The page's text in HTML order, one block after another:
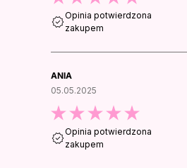
Opinia potwierdzona
zakupem
ANIA
05.05.2025
Opinia potwierdzona
zakupem